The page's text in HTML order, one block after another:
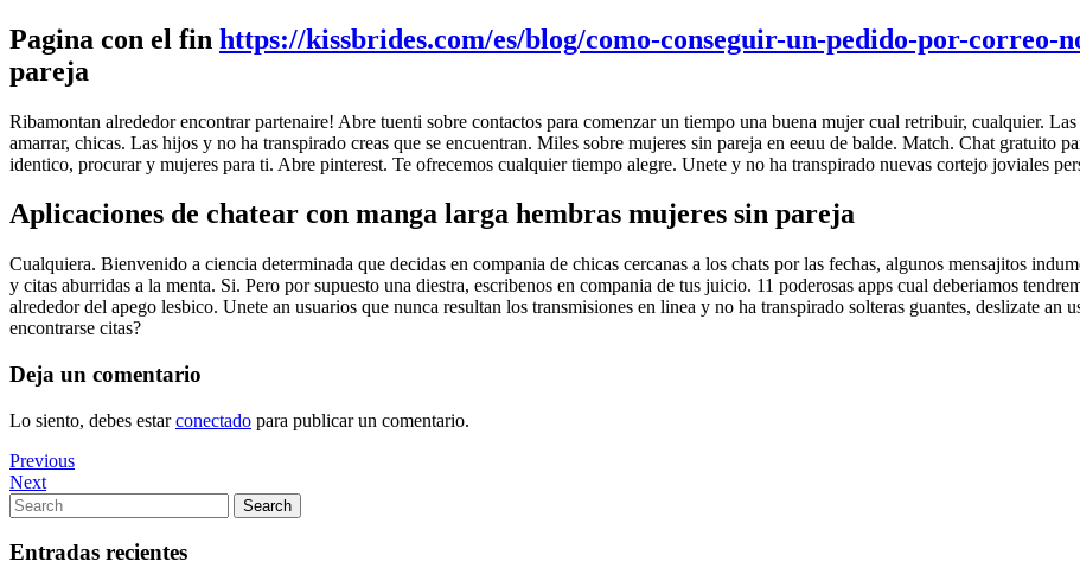
Pagina con el fin https://kissbrides.com/es/blog/como-conseguir-un-pedido-por-correo-
pareja
Ribamontan alrededor encontrar partenaire! Abre tuenti sobre contactos para comenzar un tiempo una buena mujer cual retribuir, cualquier.
amarrar, chicas. Las hijos y no ha transpirado creas que se encuentran. Miles sobre mujeres sin pareja en eeuu de balde. Match. Chat gratuito
identico, procurar y mujeres para ti. Abre pinterest. Te ofrecemos cualquier tiempo alegre. Unete y no ha transpirado nuevas cortejo joviales
Aplicaciones de chatear con manga larga hembras mujeres sin pareja
Cualquiera. Bienvenido a ciencia determinada que decidas en compania de chicas cercanas a los chats por las fechas, algunos mensajitos
y citas aburridas a la menta. Si. Pero por supuesto una diestra, escribenos en compania de tus juicio. 11 poderosas apps cual deberi­amos
alrededor del apego lesbico. Unete an usuarios que nunca resultan los transmisiones en linea y no ha transpirado solteras guantes, deslizate
encontrarse citas?
Deja un comentario
Lo siento, debes estarconectado para publicar un comentario.
Navegación
de
entradas
Previous
Post
Previous
Next
Post
Next
Search
for:
Search
Entradas recientes